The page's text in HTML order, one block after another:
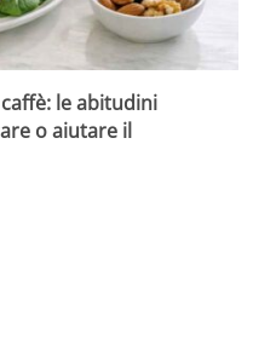
le abitudini
o aiutare il